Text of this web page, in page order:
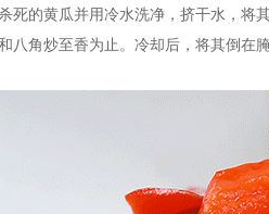
死的黄瓜并用冷水洗净，挤干水，将
八角炒至香为止。冷却后，将其倒在